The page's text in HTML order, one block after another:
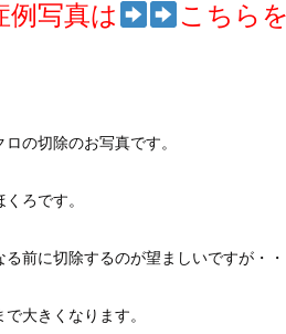
例写真は こちら
の切除のお写真です。
ろです。
前に切除するのが望ましいですが・・
大きくなります。